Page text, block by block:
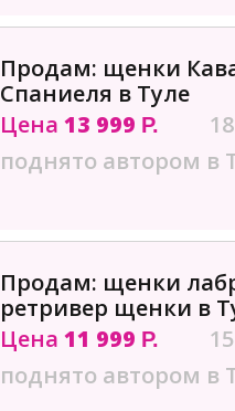
Продам: щенки
Спаниеля в Туле
Цена 13 999 Р.
поднято автором в
Продам: щенки
ретривер щенки в
Цена 11 999 Р.
поднято автором в